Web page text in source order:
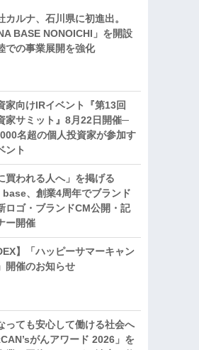
カルナ、石川県に初進出。
BASE NONOICHI」を開設
での事業展開を強化
家向けIRイベント『第13回
家サミット』8月22日開催─
名超の個人投資家が参加す
ント
買われる人へ」を掲げる
base、創業4周年でブランド
ロゴ・ブランドCM公開・記
ー開催
】「ハッピーサマーキャン
開催のお知らせ
っても安心して働ける社会へ
がんアワード 2026」を